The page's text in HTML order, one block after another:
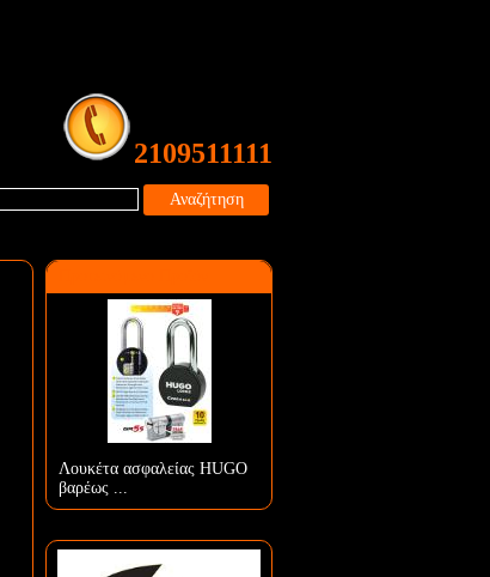
2109511111
Αναζήτηση
Λουκέτα ασφαλείας HUGO
βαρέως ...